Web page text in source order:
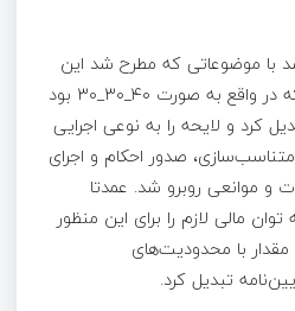
با موضوعاتی که مطرح شد این
کار در سه سال انجام شود که در واقع به صورت ۴۰_۳۰_۳۰ بود
کرد و لایحه را به نوعی اجرایی
صدور احکام و اجرای
و موانعی روبرو شد. عمدتا
مالی لازم را برای این منظور
با محدودیت‌های
تبدیل کرد.